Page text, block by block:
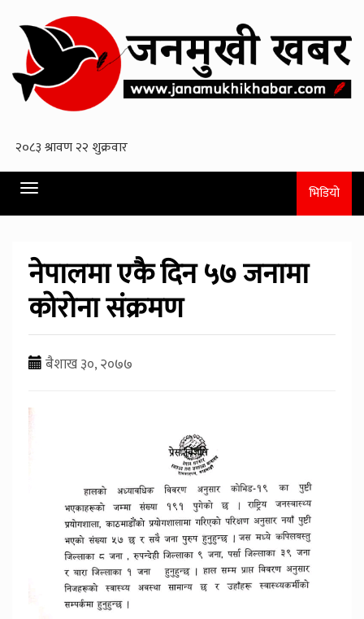
Toggle
navigation
भिडियो
नेपालमा एकै दिन ५७ जनामा
कोरोना संक्रमण
बैशाख ३०, २०७७